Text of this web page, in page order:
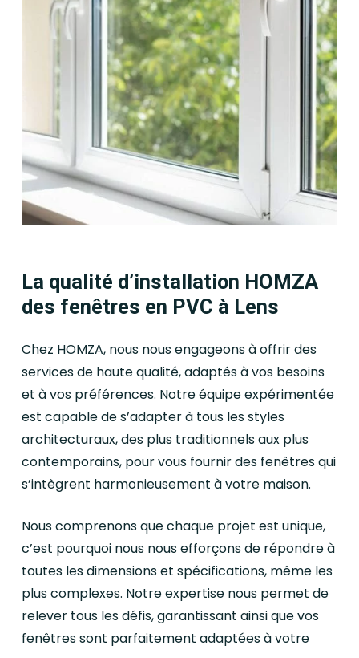
La qualité d’installation HOMZA
des fenêtres en PVC à Lens
Chez HOMZA, nous nous engageons à offrir des
services de haute qualité, adaptés à vos besoins
et à vos préférences. Notre équipe expérimentée
est capable de s’adapter à tous les styles
architecturaux, des plus traditionnels aux plus
contemporains, pour vous fournir des fenêtres qui
s’intègrent harmonieusement à votre maison.
Nous comprenons que chaque projet est unique,
c’est pourquoi nous nous efforçons de répondre à
toutes les dimensions et spécifications, même les
plus complexes. Notre expertise nous permet de
relever tous les défis, garantissant ainsi que vos
fenêtres sont parfaitement adaptées à votre